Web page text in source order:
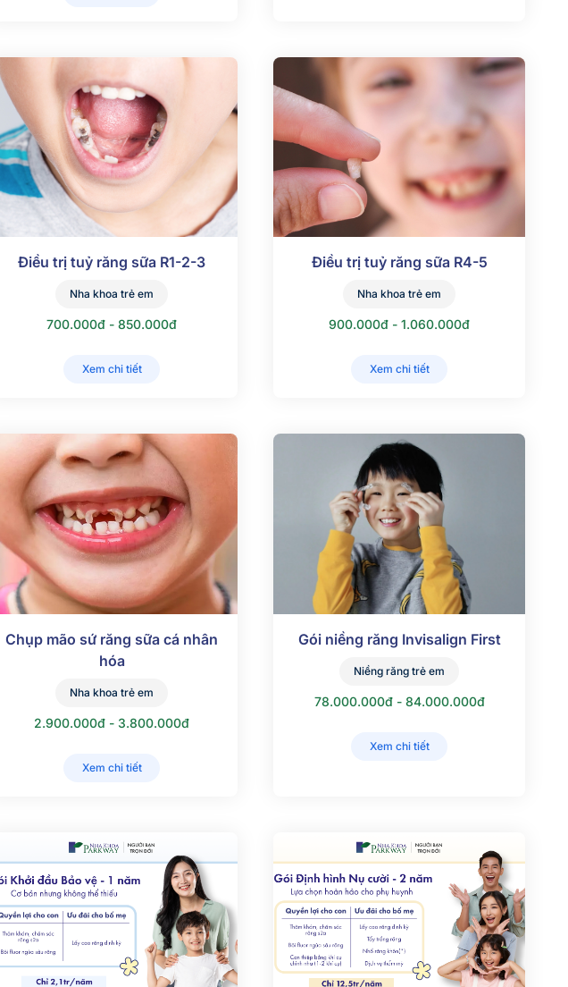
Điều trị tuỷ răng sữa R1-2-3
Nha khoa trẻ em
700.000đ - 850.000đ
Xem chi tiết
Điều trị tuỷ răng sữa R4-5
Nha khoa trẻ em
900.000đ - 1.060.000đ
Xem chi tiết
Chụp mão sứ răng sữa cá nhân
hóa
Nha khoa trẻ em
2.900.000đ - 3.800.000đ
Xem chi tiết
Gói niềng răng Invisalign First
Niềng răng trẻ em
78.000.000đ - 84.000.000đ
Xem chi tiết